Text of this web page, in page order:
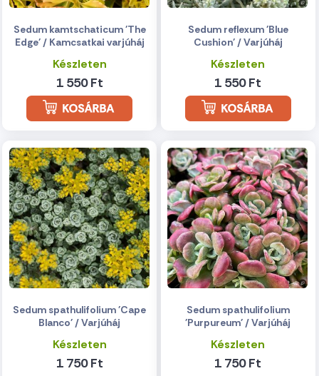
Sedum kamtschaticum 'The
Edge' / Kamcsatkai varjúháj
Készleten
1 550 Ft
Sedum reflexum 'Blue
Cushion' / Varjúháj
Készleten
1 550 Ft
Sedum spathulifolium 'Cape
Blanco' / Varjúháj
Készleten
1 750 Ft
Sedum spathulifolium
'Purpureum' / Varjúháj
Készleten
1 750 Ft